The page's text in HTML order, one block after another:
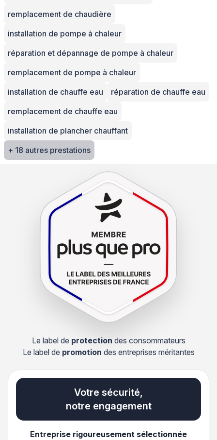
remplacement de chaudière
installation de pompe à chaleur
réparation et dépannage de pompe à chaleur
remplacement de pompe à chaleur
installation de chauffe eau
réparation de chauffe eau
remplacement de chauffe eau
installation de plancher chauffant
+ 18 autres prestations
Le label de protection des consommateurs
Le label de promotion des entreprises méritantes
Votre sécurité,
notre engagement
Entreprise rigoureusement sélectionnée